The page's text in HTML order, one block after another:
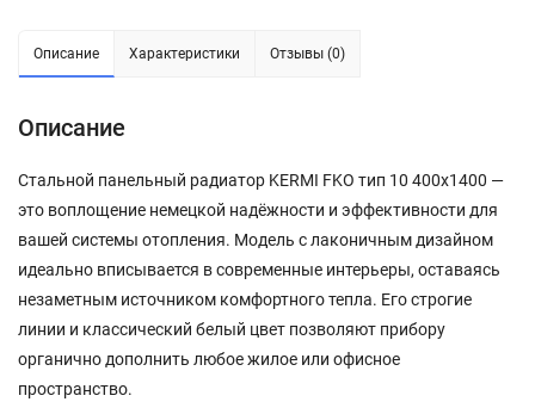
Описание Характеристики Отзывы (0)
Описание
Стальной панельный радиатор KERMI FKO тип 10 400х1400 —
это воплощение немецкой надёжности и эффективности для
вашей системы отопления. Модель с лаконичным дизайном
идеально вписывается в современные интерьеры, оставаясь
незаметным источником комфортного тепла. Его строгие
линии и классический белый цвет позволяют прибору
органично дополнить любое жилое или офисное
пространство.